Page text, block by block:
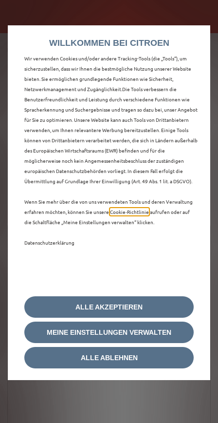
ENTDECKEN SIE ALLE
C5 X MIT BENZIN /
MILD-HYBRID
ANTRIEB IN
HATTINGEN
WILLKOMMEN BEI CITROEN
Wir verwenden Cookies und/oder andere Tracking-Tools (die „Tools“), um
sicherzustellen, dass wir Ihnen die bestmögliche Nutzung unserer Website
bieten. Sie ermöglichen grundlegende Funktionen wie Sicherheit,
Netzwerkmanagement und Zugänglichkeit.Die Tools verbessern die
Benutzerfreundlichkeit und Leistung durch verschiedene Funktionen wie
Spracherkennung und Suchergebnisse und tragen so dazu bei, unser Angebot
für Sie zu optimieren. Unsere Website kann auch Tools von Drittanbietern
verwenden, um Ihnen relevantere Werbung bereitzustellen. Einige Tools
können von Drittanbietern verarbeitet werden, die sich in Ländern außerhalb
des Europäischen Wirtschaftsraums (EWR) befinden und für die
möglicherweise noch kein Angemessenheitsbeschluss der zuständigen
europäischen Datenschutzbehörden vorliegt. In diesem Fall erfolgt die
Übermittlung auf Grundlage Ihrer Einwilligung (Art. 49 Abs. 1 lit. a DSGVO).
Wenn Sie mehr über die von uns verwendeten Tools und deren Verwaltung
erfahren möchten, können Sie unsere Cookie‑Richtlinie aufrufen oder auf
die Schaltfläche „Meine Einstellungen verwalten“ klicken.
Datenschutzerklärung
MEINE EINSTELLUNGEN VERWALTEN
ALLE AKZEPTIEREN
ALLE ABLEHNEN